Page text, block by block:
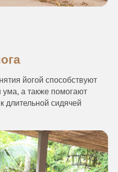
йогой способствуют
ума, а также помогают
длительной сидячей